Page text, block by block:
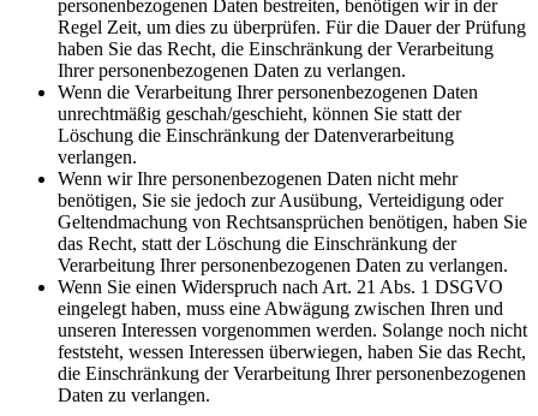
personenbezogenen Daten bestreiten, benötigen wir in der
Regel Zeit, um dies zu überprüfen. Für die Dauer der Prüfung
haben Sie das Recht, die Einschränkung der Verarbeitung
Ihrer personenbezogenen Daten zu verlangen.
Wenn die Verarbeitung Ihrer personenbezogenen Daten
unrechtmäßig geschah/geschieht, können Sie statt der
Löschung die Einschränkung der Datenverarbeitung
verlangen.
Wenn wir Ihre personenbezogenen Daten nicht mehr
benötigen, Sie sie jedoch zur Ausübung, Verteidigung oder
Geltendmachung von Rechtsansprüchen benötigen, haben Sie
das Recht, statt der Löschung die Einschränkung der
Verarbeitung Ihrer personenbezogenen Daten zu verlangen.
Wenn Sie einen Widerspruch nach Art. 21 Abs. 1 DSGVO
eingelegt haben, muss eine Abwägung zwischen Ihren und
unseren Interessen vorgenommen werden. Solange noch nicht
feststeht, wessen Interessen überwiegen, haben Sie das Recht,
die Einschränkung der Verarbeitung Ihrer personenbezogenen
Daten zu verlangen.